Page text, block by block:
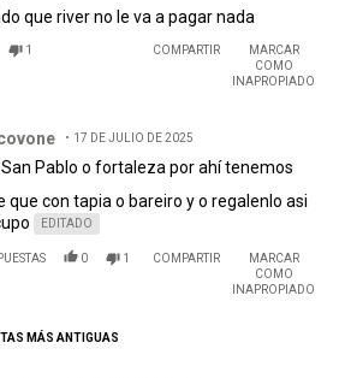
que river no le va a pagar nada
1 COMPARTIR
MARCAR
COMO
INAPROPIADO
Iacovone.
17 DE JULIO DE 2025
Pablo o fortaleza por ahí tenemos
que con tapia o bareiro y o regalenlo asi
EDITADO
0 1 COMPARTIR
MARCAR
COMO
INAPROPIADO
MÁS ANTIGUAS